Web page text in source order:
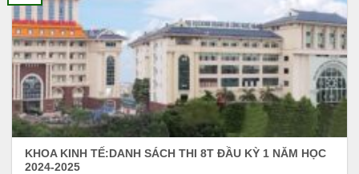
KHOA KINH TẾ:DANH SÁCH THI 8T ĐẦU KỲ 1 NĂM HỌC
2024-2025